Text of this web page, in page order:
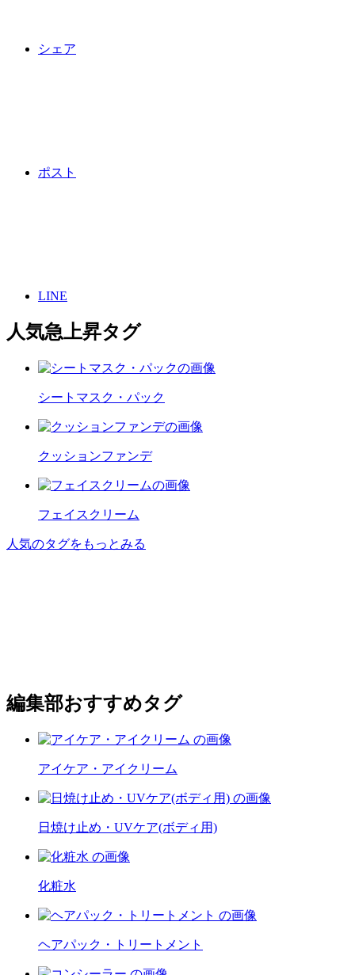
シェア
ポスト
LINE
人気急上昇タグ
シートマスク・パック
クッションファンデ
フェイスクリーム
人気のタグをもっとみる
編集部おすすめタグ
アイケア・アイクリーム
日焼け止め・UVケア(ボディ用)
化粧水
ヘアパック・トリートメント